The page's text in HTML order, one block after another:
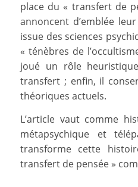
place du « transfert de
annoncent d’emblée
issue des sciences
« ténèbres de
joué un rôle
transfert ; enfin, il
théoriques actuels.
L’article vaut comme
métapsychique et
transforme cette
transfert de pensée »